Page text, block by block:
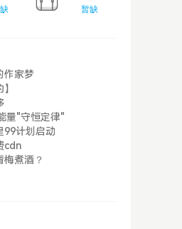
作家梦
量"守恒定律"
99计划启动
cdn
梅煮酒？